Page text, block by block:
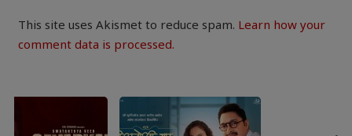
This site uses Akismet to reduce spam. Learn how your
comment data is processed.